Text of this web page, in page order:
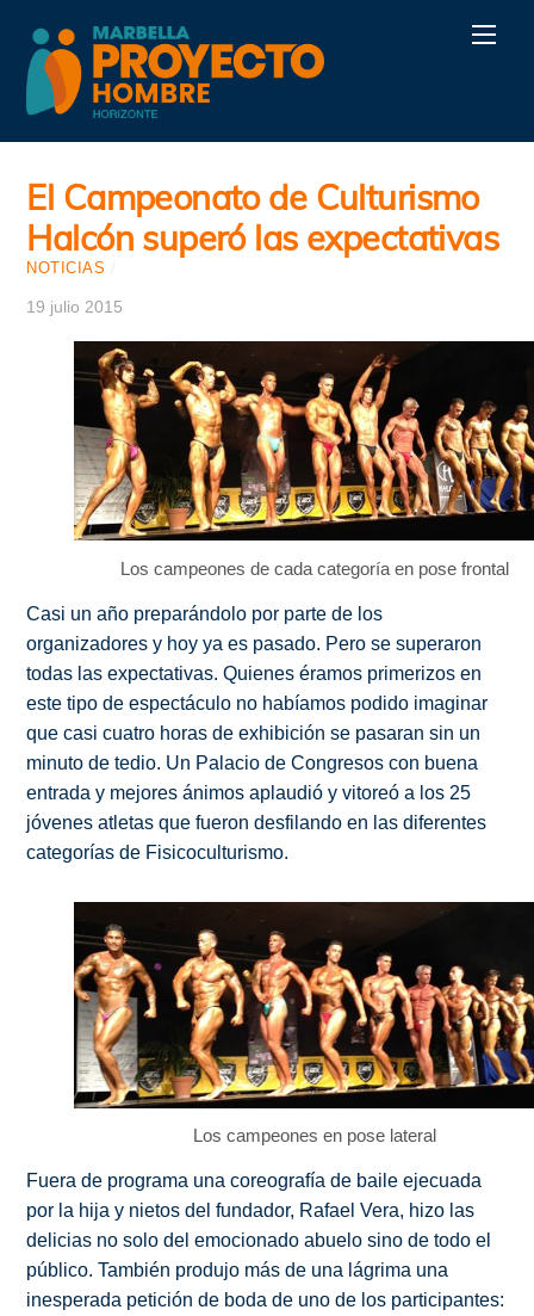
content
El Campeonato de Culturismo
Halcón superó las expectativas
NOTICIAS
19 julio 2015
Los campeones de cada categoría en pose frontal
Casi un año preparándolo por parte de los
organizadores y hoy ya es pasado. Pero se superaron
todas las expectativas. Quienes éramos primerizos en
este tipo de espectáculo no habíamos podido imaginar
que casi cuatro horas de exhibición se pasaran sin un
minuto de tedio. Un Palacio de Congresos con buena
entrada y mejores ánimos aplaudió y vitoreó a los 25
jóvenes atletas que fueron desfilando en las diferentes
categorías de Fisicoculturismo.
Los campeones en pose lateral
Fuera de programa una coreografía de baile ejecuada
por la hija y nietos del fundador, Rafael Vera, hizo las
delicias no solo del emocionado abuelo sino de todo el
público. También produjo más de una lágrima una
inesperada petición de boda de uno de los participantes: